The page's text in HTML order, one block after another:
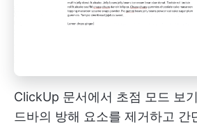
ClickUp 문서에서 초점 모드 보
드바의 방해 요소를 제거하고 간